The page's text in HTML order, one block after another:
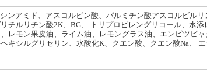
ンアミド、アスコルビン酸、パルミチン酸アスコルビル
チルリチン酸2K、BG、 トリプロピレングリコール、水
レモン果皮油、ライム油、レモングラス油、エンピツビ
キシルグリセリン、水酸化K、クエン酸、クエン酸Na、